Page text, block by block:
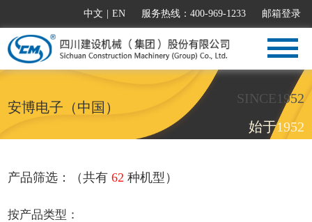
中文 EN 服务热线：400-969-1233 邮箱登录
安博电子（中国）
SINCE1952
始于1952
产品筛选：（共有62 种机型）
按产品类型：